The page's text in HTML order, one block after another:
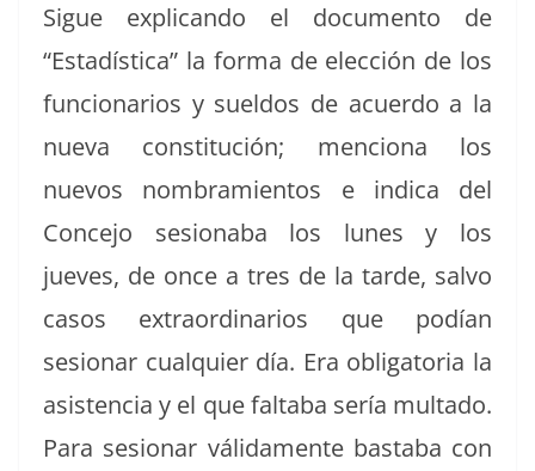
Sigue expli­can­do el doc­u­men­to de
“Estadís­ti­ca” la for­ma de elec­ción de los
fun­cionar­ios y suel­dos de acuer­do a la
nue­va con­sti­tu­ción; men­ciona los
nuevos nom­bramien­tos e indi­ca del
Con­ce­jo sesion­a­ba los lunes y los
jueves, de once a tres de la tarde, sal­vo
casos extra­or­di­nar­ios que podían
sesion­ar cualquier día. Era oblig­a­to­ria la
asis­ten­cia y el que falta­ba sería mul­ta­do.
Para sesion­ar vál­i­da­mente basta­ba con